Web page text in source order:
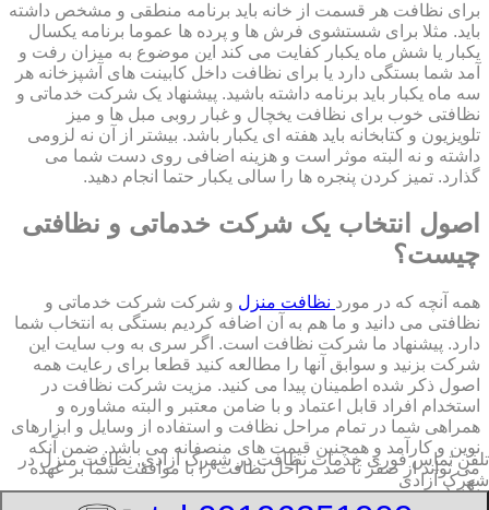
برای نظافت هر قسمت از خانه باید برنامه منطقی و مشخص داشته
باید. مثلا برای شستشوی فرش ها و پرده ها عموما برنامه یکسال
یکبار یا شش ماه یکبار کفایت می کند این موضوع به میزان رفت و
آمد شما بستگی دارد یا برای نظافت داخل کابینت های آشپزخانه هر
سه ماه یکبار باید برنامه داشته باشید. پیشنهاد یک شرکت خدماتی و
نظافتی خوب برای نظافت یخچال و غبار روبی مبل ها و میز
تلویزیون و کتابخانه باید هفته ای یکبار باشد. بیشتر از آن نه لزومی
داشته و نه البته موثر است و هزینه اضافی روی دست شما می
گذارد. تمیز کردن پنجره ها را سالی یکبار حتما انجام دهید.
اصول انتخاب یک شرکت خدماتی و نظافتی
چیست؟
همه آنچه که در مورد نظافت منزل و شرکت شرکت خدماتی و
نظافتی می دانید و ما هم به آن اضافه کردیم بستگی به انتخاب شما
دارد. پیشنهاد ما شرکت نظافت است. اگر سری به وب سایت این
شرکت بزنید و سوابق آنها را مطالعه کنید قطعا برای رعایت همه
اصول ذکر شده اطمینان پیدا می کنید. مزیت شرکت نظافت در
استخدام افراد قابل اعتماد و با ضامن معتبر و البته مشاوره و
همراهی شما در تمام مراحل نظافت و استفاده از وسایل و ابزارهای
نوین و کارآمد و همچنین قیمت های منصفانه می باشد. ضمن آنکه
می تواند از صفر تا صد مراحل نظافت را با موافقت شما بر عهده
بگیرد.
تلفن تماس فوریخدمات نظافت در شهرک آزادی, نظافت منزل در
شهرک آزادی